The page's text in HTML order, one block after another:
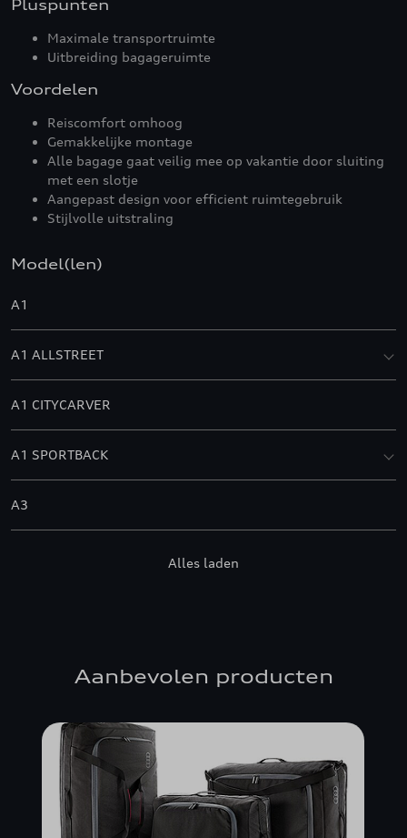
Pluspunten
Maximale transportruimte
Uitbreiding bagageruimte
Voordelen
Reiscomfort omhoog
Gemakkelijke montage
Alle bagage gaat veilig mee op vakantie door sluiting
met een slotje
Aangepast design voor efficient ruimtegebruik
Stijlvolle uitstraling
Model(len)
A1
A1 ALLSTREET
A1 CITYCARVER
A1 SPORTBACK
A3
A4 AVANT
A4 BERLINE
Alles laden
Aanbevolen producten